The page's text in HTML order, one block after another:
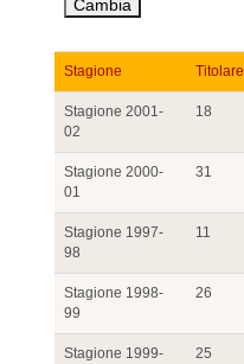
Stagione Titolare
Stagione 2001-
02
18
Stagione 2000-
01
31
Stagione 1997-
98
11
Stagione 1998-
99
26
Stagione 1999-
25